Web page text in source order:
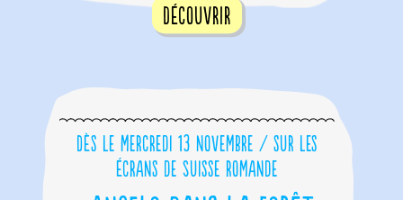
Découvrir
Dès le mercredi 13 novembre / sur les
écrans de Suisse romande